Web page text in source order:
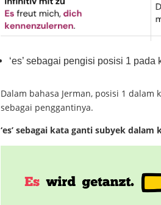
‘es’ sebagai pengisi posisi 1 pada
Dalam bahasa Jerman, posisi 1 dalam
sebagai penggantinya.
‘es’ sebagai kata ganti subyek dalam